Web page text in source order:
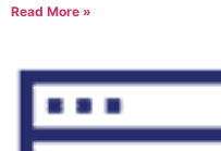
Read More »